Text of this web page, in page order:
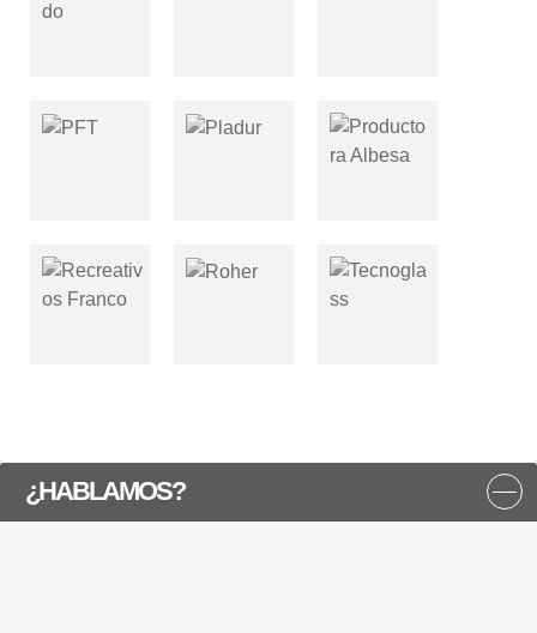
¿HABLAMOS?